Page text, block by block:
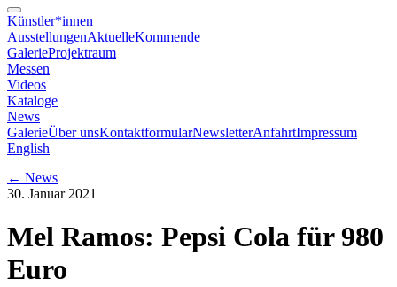
Künstler*innen
AusstellungenAktuelleKommende
GalerieProjektraum
Messen
Videos
Kataloge
News
GalerieÜber unsKontaktformularNewsletterAnfahrtImpressum
English
← News
30. Januar 2021
Mel Ramos: Pepsi Cola für 980
Euro